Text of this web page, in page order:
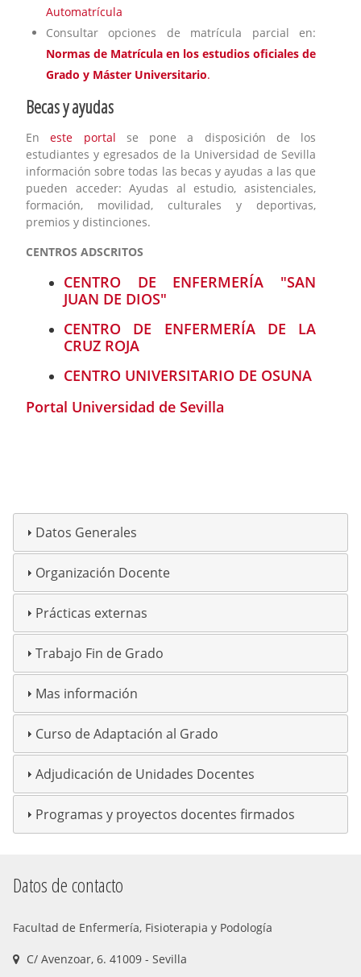
Automatrícula
Consultar opciones de matrícula parcial en:
Normas de Matrícula en los estudios oficiales de
Grado y Máster Universitario.
Becas y ayudas
En este portal
se pone a disposición de los
estudiantes y egresados de la Universidad de Sevilla
información sobre todas las becas y ayudas a las que
pueden acceder: Ayudas al estudio, asistenciales,
formación, movilidad, culturales y deportivas,
premios y distinciones.
CENTROS ADSCRITOS
CENTRO DE ENFERMERÍA "SAN
JUAN DE DIOS"
CENTRO DE ENFERMERÍA DE LA
CRUZ ROJA
CENTRO UNIVERSITARIO DE OSUNA
Portal Universidad de Sevilla
Datos Generales
Organización Docente
Prácticas externas
Trabajo Fin de Grado
Mas información
Curso de Adaptación al Grado
Adjudicación de Unidades Docentes
Programas y proyectos docentes firmados
Datos de contacto
Facultad de Enfermería, Fisioterapia y Podología
C/ Avenzoar, 6. 41009 - Sevilla